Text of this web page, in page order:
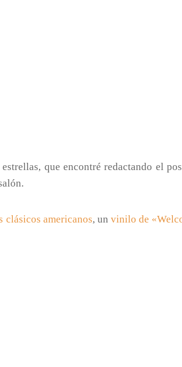
que encontré redactando el
clásicos americanos, unvinilo de